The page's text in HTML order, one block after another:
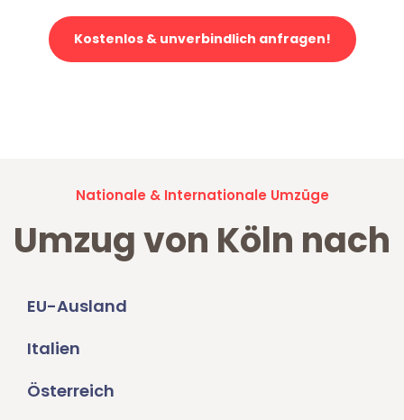
Kostenlos & unverbindlich anfragen!
Nationale & Internationale Umzüge
Umzug von Köln nach
EU-Ausland
Italien
Österreich